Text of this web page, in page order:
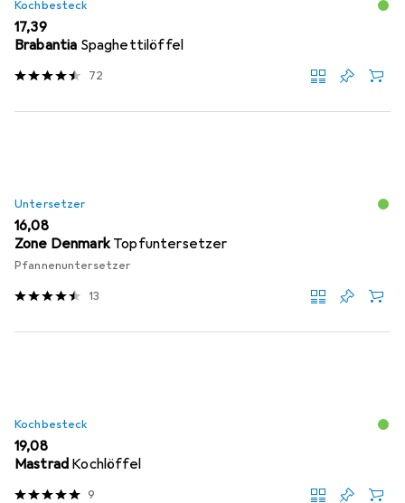
Kochbesteck
EUR
17,39
Brabantia Spaghettilöffel
72
Untersetzer
EUR
16,08
Zone Denmark Topfuntersetzer
Pfannenuntersetzer
13
Kochbesteck
EUR
19,08
Mastrad Kochlöffel
9